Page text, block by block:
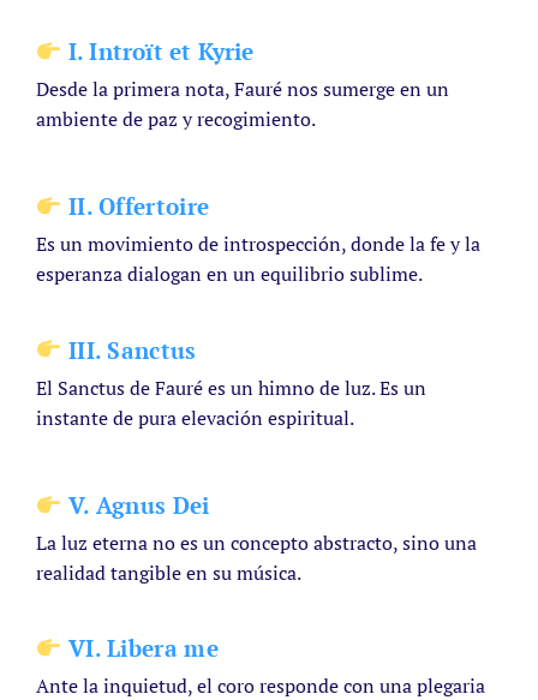
I. Introït et Kyrie
Desde la primera nota, Fauré nos sumerge en un
ambiente de paz y recogimiento.
II. Offertoire
Es un movimiento de introspección, donde la fe y la
esperanza dialogan en un equilibrio sublime.
III. Sanctus
El Sanctus de Fauré es un himno de luz. Es un
instante de pura elevación espiritual.
V. Agnus Dei
La luz eterna no es un concepto abstracto, sino una
realidad tangible en su música.
VI. Libera me
Ante la inquietud, el coro responde con una plegaria